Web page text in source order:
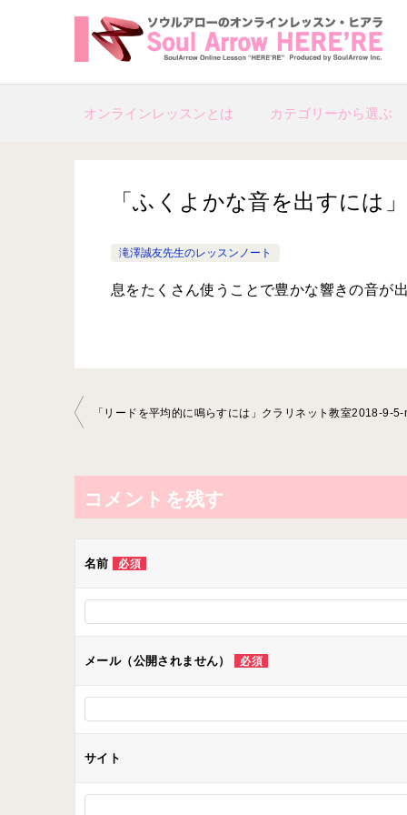
オンラインレッスンとは カテゴリーから選ぶ
「ふくよかな音を出すには
滝澤誠友先生のレッスンノート
息をたくさん使うことで豊かな響きの音が
投
ビ
ゲ
ー
コメントを残す
名前 必須
メール（公開されません） 必須
サイト